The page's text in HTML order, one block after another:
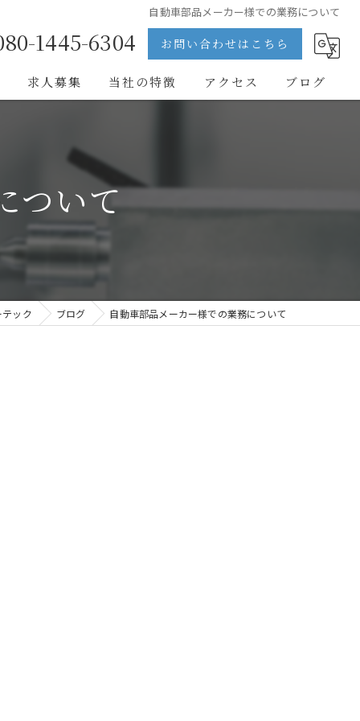
自動車部品メーカー様での業務について
1445-6304 お問い合わせはこちら
求人募集 当社の特徴
半導体
自動車
アクセス ブログ
ついて
ック ブログ 自動車部品メーカー様での業務について